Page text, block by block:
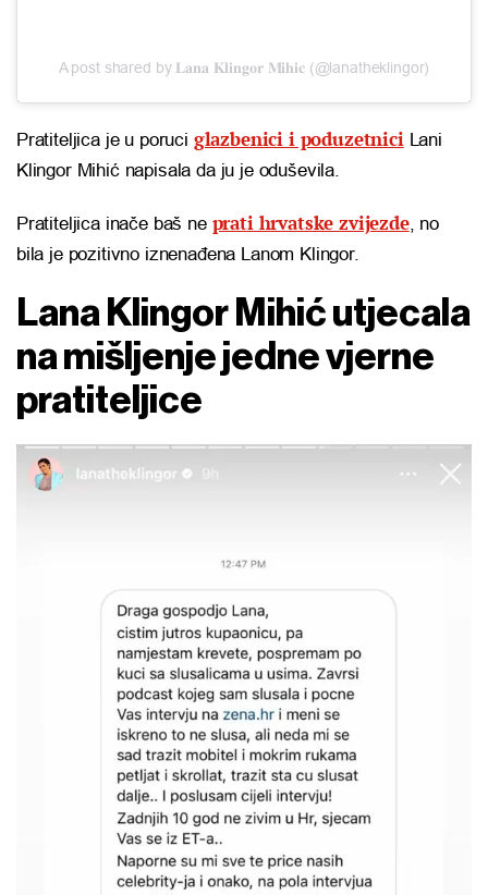
A post shared by 𝐋𝐚𝐧𝐚 𝐊𝐥𝐢𝐧𝐠𝐨𝐫 𝐌𝐢𝐡𝐢𝐜 (@lanatheklingor)
Pratiteljica je u poruci glazbenici i poduzetnici Lani
Klingor Mihić napisala da ju je oduševila.
Pratiteljica inače baš ne prati hrvatske zvijezde, no
bila je pozitivno iznenađena Lanom Klingor.
Lana Klingor Mihić utjecala
na mišljenje jedne vjerne
pratiteljice